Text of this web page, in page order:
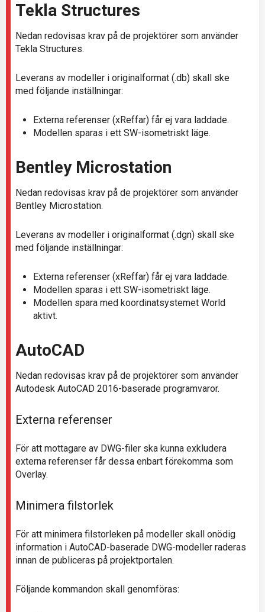
Tekla Structures
Nedan redovisas krav på de projektörer som använder
Tekla Structures.
Leverans av modeller i originalformat (.db) skall ske
med följande inställningar:
Externa referenser (xReffar) får ej vara laddade.
Modellen sparas i ett SW-isometriskt läge.
Bentley Microstation
Nedan redovisas krav på de projektörer som använder
Bentley Microstation.
Leverans av modeller i originalformat (.dgn) skall ske
med följande inställningar:
Externa referenser (xReffar) får ej vara laddade.
Modellen sparas i ett SW-isometriskt läge.
Modellen spara med koordinatsystemet World
aktivt.
AutoCAD
Nedan redovisas krav på de projektörer som använder
Autodesk AutoCAD 2016-baserade programvaror.
Externa referenser
För att mottagare av DWG-filer ska kunna exkludera
externa referenser får dessa enbart förekomma som
Overlay.
Minimera filstorlek
För att minimera filstorleken på modeller skall onödig
information i AutoCAD-baserade DWG-modeller raderas
innan de publiceras på projektportalen.
Följande kommandon skall genomföras: